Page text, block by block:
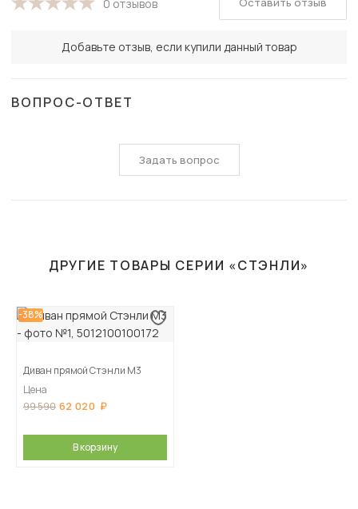
0 отзывов
Добавьте отзыв, если купили данный товар
ВОПРОС-ОТВЕТ
Задать вопрос
ДРУГИЕ ТОВАРЫ СЕРИИ «СТЭНЛИ»
-38%
Диван прямой Стэнли М3
Цена
99 590 62 020
В корзину